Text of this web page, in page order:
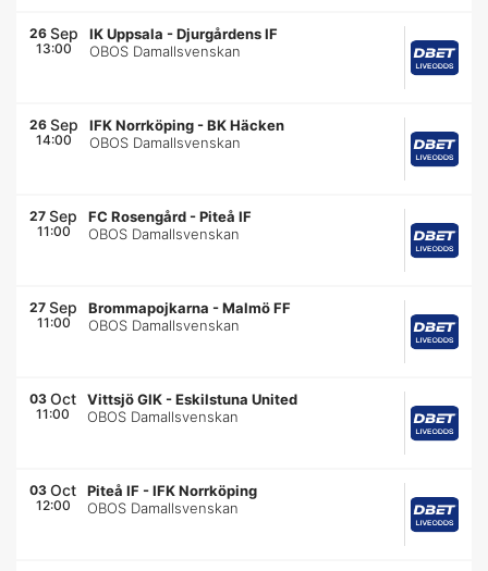
26 Sep
13:00
IK Uppsala -Djurgårdens IF
OBOS Damallsvenskan
26 Sep
14:00
IFK Norrköping -BK Häcken
OBOS Damallsvenskan
27 Sep
11:00
FC Rosengård -Piteå IF
OBOS Damallsvenskan
27 Sep
11:00
Brommapojkarna -Malmö FF
OBOS Damallsvenskan
03 Oct
11:00
Vittsjö GIK -Eskilstuna United
OBOS Damallsvenskan
03 Oct
12:00
Piteå IF -IFK Norrköping
OBOS Damallsvenskan